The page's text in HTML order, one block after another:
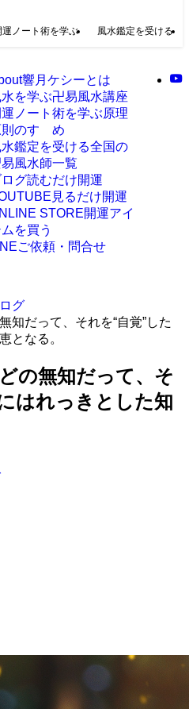
運ノート術を学ぶ 風水鑑定を受ける
響月ケシーとは
水を学ぶ卍易風水講座
運ノート術を学ぶ原理
則のすゝめ
水鑑定を受ける全国の
風水師一覧
グ読むだけ開運
見るだけ開運
STORE開運アイ
を買う
ご依頼・問合せ
グ
知だって、それを“自覚”した
となる。
の無知だって、そ
はれっきとした知